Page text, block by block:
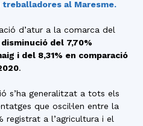
al Maresme.
d’atur a la comarca del
disminució del 7,70%
i del 8,31% en comparació
.
s’ha generalitzat a tots els
que oscil·len entre la
registrat a l’agricultura i el